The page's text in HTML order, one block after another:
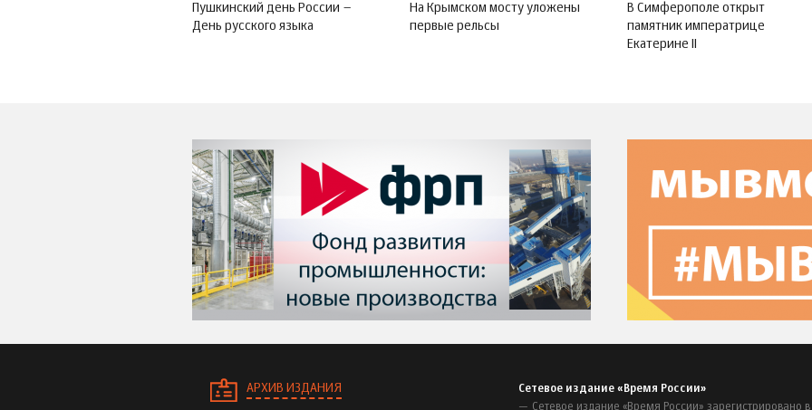
Пушкинский день России –
День русского языка
На Крымском мосту уложены
первые рельсы
В Симферополе открыт
памятник императрице
Екатерине II
АРХИВ ИЗДАНИЯ
Сетевое издание «Время России»
Сетевое издание «Время России» зарегистрировано